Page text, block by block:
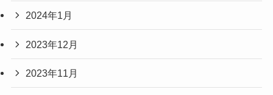
2024年1月
2023年12月
2023年11月